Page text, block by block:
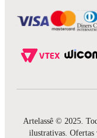
Artelassê © 2025.
ilustrativas. Ofertas